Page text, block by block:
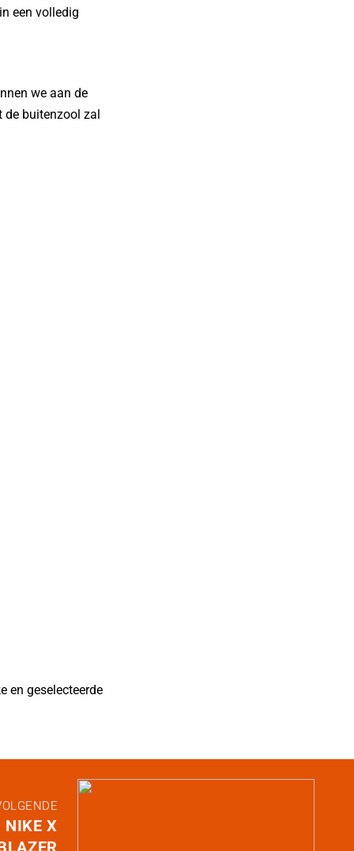
een volledig
we aan de
buitenzool zal
en geselecteerde
NIKE X